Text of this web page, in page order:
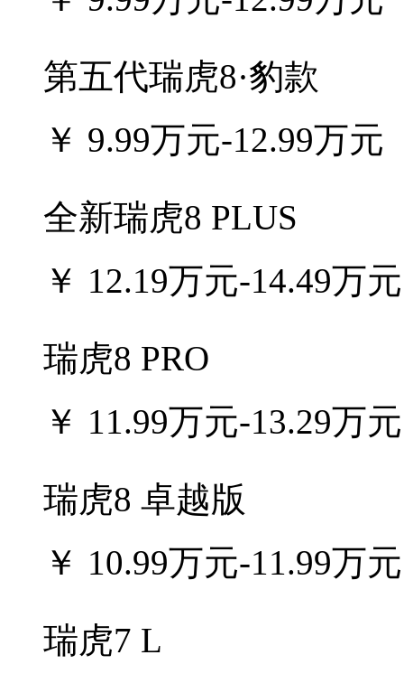
第五代瑞虎8·豹款
￥ 9.99万元-12.99万元
全新瑞虎8 PLUS
￥ 12.19万元-14.49万元
瑞虎8 PRO
￥ 11.99万元-13.29万元
瑞虎8 卓越版
￥ 10.99万元-11.99万元
瑞虎7 L